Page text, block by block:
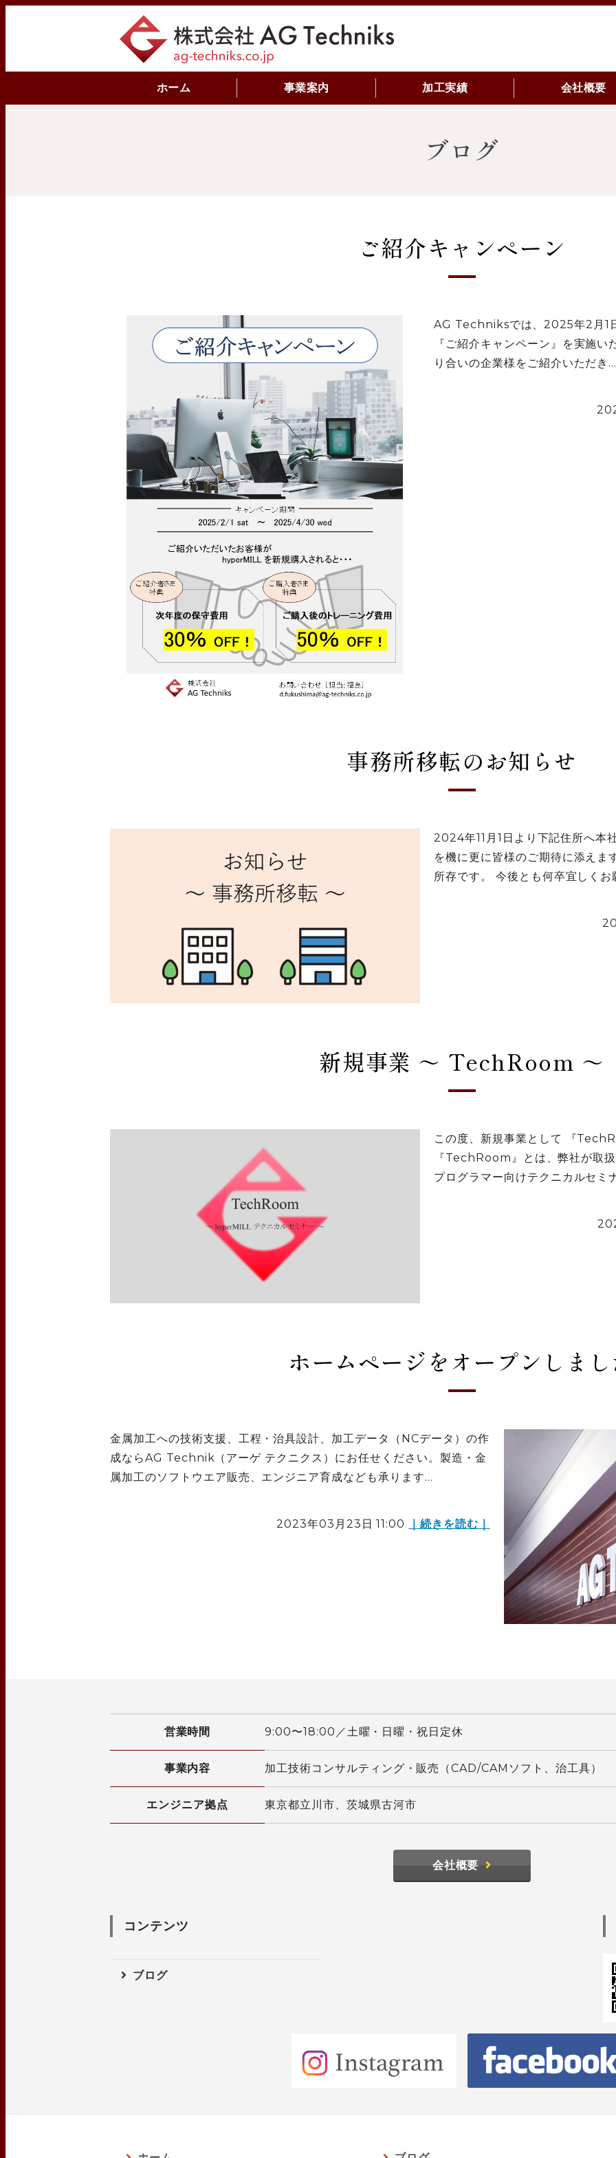
ホーム 事業案内 加工実績 会社概要
ブログ
ご紹介キャンペーン
AG Techniksでは、2025年2月1
『ご紹介キャンペーン』を実施
り合いの企業様をご紹介いただき
事務所移転のお知らせ
2024年11月1日より下記住所へ本
を機に更に皆様のご期待に添えま
所存です。 今後とも何卒宜しくお
新規事業 ～ TechRoom ～
この度、新規事業として 『
『TechRoom』とは、弊社が
プログラマー向けテクニカルセミ
ホームページをオープンしま
金属加工への技術支援、工程・治具設計、加工データ（NCデータ）の作
成ならAG Technik（アーゲ テクニクス）にお任せください。製造・金
属加工のソフトウエア販売、エンジニア育成なども承ります...
2023年03月23日 11:00 ｜続きを読む｜
営業時間 9:00〜18:00／土曜・日曜・祝日定休
事業内容 加工技術コンサルティング・販売（CAD/CAMソフト、治工具）
エンジニア拠点 東京都立川市、茨城県古河市
会社概要
コンテンツ
ブログ